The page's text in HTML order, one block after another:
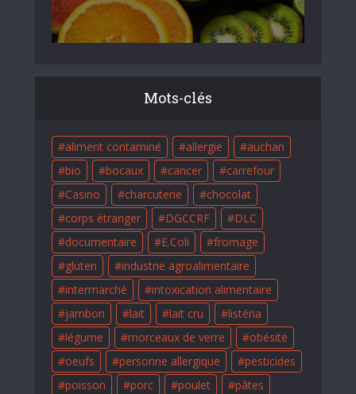
Mots-clés
aliment contaminé allergie
auchan
bio
bocaux cancer
carrefour
Casino
charcuterie
chocolat
corps étranger
DGCCRF
DLC
documentaire
E.Coli
fromage
gluten
industrie agroalimentaire
intermarché
intoxication alimentaire
jambon
lait lait cru
listéria
légume
morceaux de verre
obésité
oeufs
personne allergique
pesticides
poisson
porc poulet pâtes